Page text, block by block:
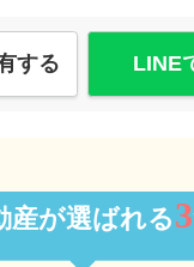
する LINE
産が選ばれる3